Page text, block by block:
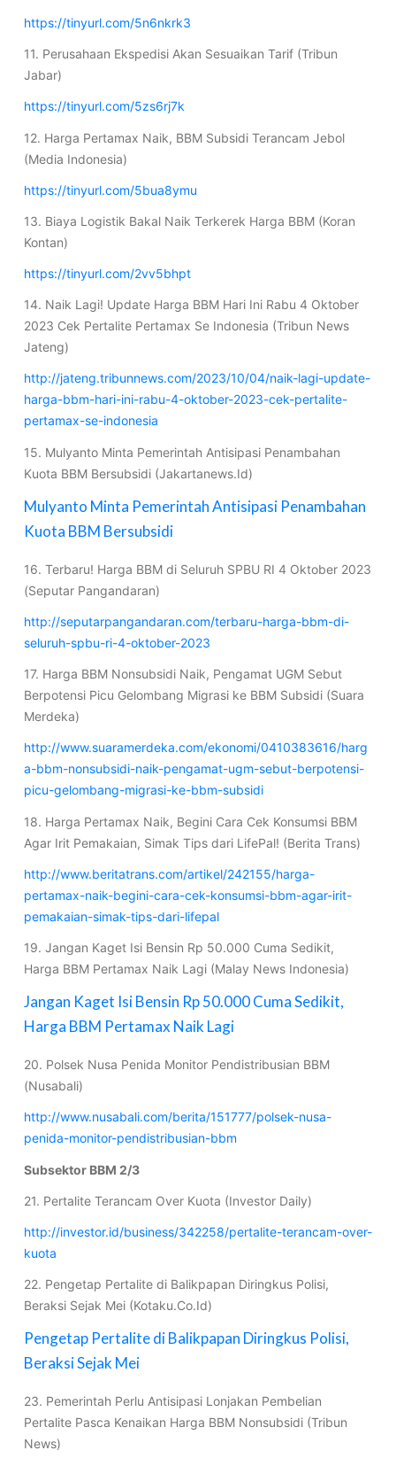
https://tinyurl.com/5n6nkrk3
11. Perusahaan Ekspedisi Akan Sesuaikan Tarif (Tribun
Jabar)
https://tinyurl.com/5zs6rj7k
12. Harga Pertamax Naik, BBM Subsidi Terancam Jebol
(Media Indonesia)
https://tinyurl.com/5bua8ymu
13. Biaya Logistik Bakal Naik Terkerek Harga BBM (Koran
Kontan)
https://tinyurl.com/2vv5bhpt
14. Naik Lagi! Update Harga BBM Hari Ini Rabu 4 Oktober
2023 Cek Pertalite Pertamax Se Indonesia (Tribun News
Jateng)
http://jateng.tribunnews.com/2023/10/04/naik-lagi-update-
harga-bbm-hari-ini-rabu-4-oktober-2023-cek-pertalite-
pertamax-se-indonesia
15. Mulyanto Minta Pemerintah Antisipasi Penambahan
Kuota BBM Bersubsidi (Jakartanews.Id)
Mulyanto Minta Pemerintah Antisipasi Penambahan
Kuota BBM Bersubsidi
16. Terbaru! Harga BBM di Seluruh SPBU RI 4 Oktober 2023
(Seputar Pangandaran)
http://seputarpangandaran.com/terbaru-harga-bbm-di-
seluruh-spbu-ri-4-oktober-2023
17. Harga BBM Nonsubsidi Naik, Pengamat UGM Sebut
Berpotensi Picu Gelombang Migrasi ke BBM Subsidi (Suara
Merdeka)
http://www.suaramerdeka.com/ekonomi/0410383616/harg
a-bbm-nonsubsidi-naik-pengamat-ugm-sebut-berpotensi-
picu-gelombang-migrasi-ke-bbm-subsidi
18. Harga Pertamax Naik, Begini Cara Cek Konsumsi BBM
Agar Irit Pemakaian, Simak Tips dari LifePal! (Berita Trans)
http://www.beritatrans.com/artikel/242155/harga-
pertamax-naik-begini-cara-cek-konsumsi-bbm-agar-irit-
pemakaian-simak-tips-dari-lifepal
19. Jangan Kaget Isi Bensin Rp 50.000 Cuma Sedikit,
Harga BBM Pertamax Naik Lagi (Malay News Indonesia)
Jangan Kaget Isi Bensin Rp 50.000 Cuma Sedikit,
Harga BBM Pertamax Naik Lagi
20. Polsek Nusa Penida Monitor Pendistribusian BBM
(Nusabali)
http://www.nusabali.com/berita/151777/polsek-nusa-
penida-monitor-pendistribusian-bbm
Subsektor BBM 2/3
21. Pertalite Terancam Over Kuota (Investor Daily)
http://investor.id/business/342258/pertalite-terancam-over-
kuota
22. Pengetap Pertalite di Balikpapan Diringkus Polisi,
Beraksi Sejak Mei (Kotaku.Co.Id)
Pengetap Pertalite di Balikpapan Diringkus Polisi,
Beraksi Sejak Mei
23. Pemerintah Perlu Antisipasi Lonjakan Pembelian
Pertalite Pasca Kenaikan Harga BBM Nonsubsidi (Tribun
News)